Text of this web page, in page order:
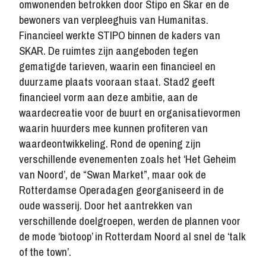
omwonenden betrokken door Stipo en Skar en de
bewoners van verpleeghuis van Humanitas.
Financieel werkte STIPO binnen de kaders van
SKAR. De ruimtes zijn aangeboden tegen
gematigde tarieven, waarin een financieel en
duurzame plaats vooraan staat. Stad2 geeft
financieel vorm aan deze ambitie, aan de
waardecreatie voor de buurt en organisatievormen
waarin huurders mee kunnen profiteren van
waardeontwikkeling. Rond de opening zijn
verschillende evenementen zoals het ‘Het Geheim
van Noord’, de “Swan Market”, maar ook de
Rotterdamse Operadagen georganiseerd in de
oude wasserij. Door het aantrekken van
verschillende doelgroepen, werden de plannen voor
de mode ‘biotoop’ in Rotterdam Noord al snel de ‘talk
of the town’.